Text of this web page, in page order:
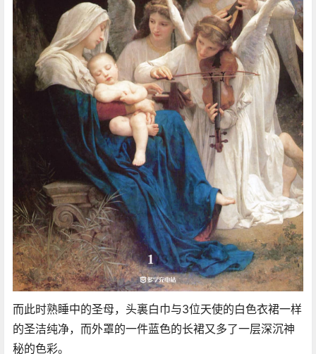
而此时熟睡中的圣母，头裏白巾与3位天使的白色衣裙一样
的圣洁纯净，而外罩的一件蓝色的长裙又多了一层深沉神
秘的色彩。